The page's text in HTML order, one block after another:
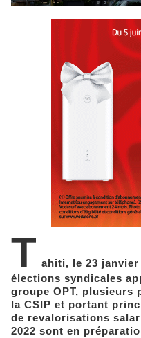
T ahiti, le 23 janvier
élections syndicales
groupe OPT, plusieurs
la CSIP et portant
de revalorisations
2022 sont en